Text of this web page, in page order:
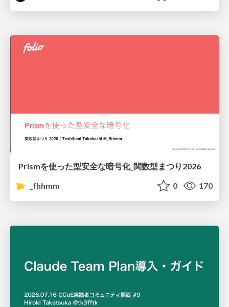
Prismを使った型安全な暗号化_関数型まつり2026
_fhhmm
0 170